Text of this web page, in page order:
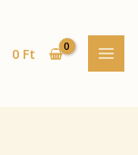
0 Ft